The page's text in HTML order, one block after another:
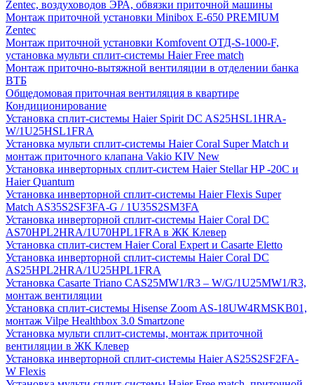
Zentec, воздуховодов ЭРА, обвязки приточной машины
Монтаж приточной установки Minibox E-650 PREMIUM
Zentec
Монтаж приточной установки Komfovent ОТД-S-1000-F,
установка мульти сплит-системы Haier Free match
Монтаж приточно-вытяжной вентиляции в отделении банка
ВТБ
Общедомовая приточная вентиляция в квартире
Кондиционирование
Установка сплит-системы Haier Spirit DC AS25HSL1HRA-
W/1U25HSL1FRA
Установка мульти сплит-системы Haier Coral Super Match и
монтаж приточного клапана Vakio KIV New
Установка инверторных сплит-систем Haier Stellar HP -20С и
Haier Quantum
Установка инверторной сплит-системы Haier Flexis Super
Match AS35S2SF3FA-G / 1U35S2SM3FA
Установка инверторной сплит-системы Haier Coral DC
AS70HPL2HRA/1U70HPL1FRA в ЖК Клевер
Установка сплит-систем Haier Coral Expert и Casarte Eletto
Установка инверторной сплит-системы Haier Coral DC
AS25HPL2HRA/1U25HPL1FRA
Установка Casarte Triano CAS25MW1/R3 – W/G/1U25MW1/R3,
монтаж вентиляции
Установка сплит-системы Hisense Zoom AS-18UW4RMSKB01,
монтаж Vilpe Healthbox 3.0 Smartzone
Установка мульти сплит-системы, монтаж приточной
вентиляции в ЖК Клевер
Установка инверторной сплит-системы Haier AS25S2SF2FA-
W Flexis